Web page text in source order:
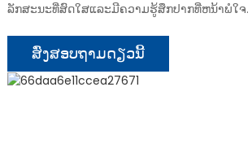
ລັກສະນະທີ່ສົດໃສແລະມີຄວາມຮູ້ສຶກປາກທີ່ຫນ້າພໍໃຈ.
ສົ່ງສອບຖາມດຽວນີ້